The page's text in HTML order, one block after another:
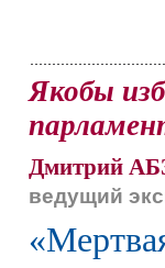
Якобы
Дмитрий
ведущий